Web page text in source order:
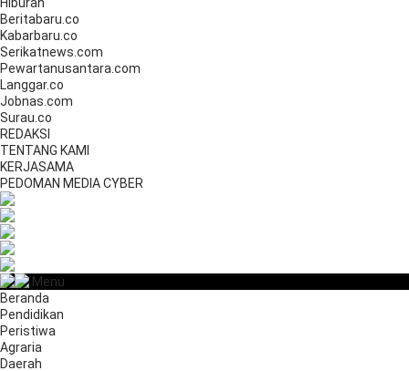
Hiburan
Beritabaru.co
Kabarbaru.co
Serikatnews.com
Pewartanusantara.com
Langgar.co
Jobnas.com
Surau.co
REDAKSI
TENTANG KAMI
KERJASAMA
PEDOMAN MEDIA CYBER
Menu
Beranda
Pendidikan
Peristiwa
Agraria
Daerah